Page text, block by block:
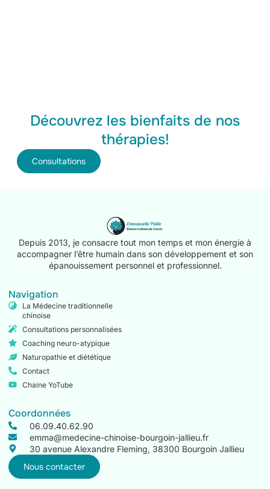
Découvrez les bienfaits de nos
thérapies!
Consultations
Depuis 2013, je consacre tout mon temps et mon énergie à
accompagner l’être humain dans son développement et son
épanouissement personnel et professionnel.
Navigation
La Médecine traditionnelle
chinoise
Consultations personnalisées
Coaching neuro-atypique
Naturopathie et diététique
Contact
Chaine YoTube
Coordonnées
06.09.40.62.90
emma@medecine-chinoise-bourgoin-jallieu.fr
30 avenue Alexandre Fleming, 38300 Bourgoin Jallieu
Nous contacter